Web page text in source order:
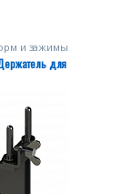
и зажимы
для